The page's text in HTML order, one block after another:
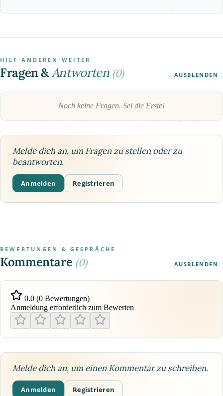
HILF ANDEREN WEITER
Fragen &Antworten (0) AUSBLENDEN
Noch keine Fragen. Sei die Erste!
Melde dich an, um Fragen zu stellen oder zu
beantworten.
Anmelden Registrieren
BEWERTUNGEN & GESPRÄCHE
Kommentare (0) AUSBLENDEN
0.0 (0 Bewertungen)
Anmeldung erforderlich zum Bewerten
Melde dich an, um einen Kommentar zu schreiben.
Anmelden Registrieren